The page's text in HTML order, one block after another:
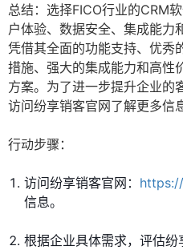
总结：选择FICO行业的CRM
户体验、数据安全、集成能力
凭借其全面的功能支持、优秀
措施、强大的集成能力和高性
方案。为了进一步提升企业的
访问纷享销客官网了解更多信
行动步骤：
访问纷享销客官网：
信息。
根据企业具体需求，评估纷